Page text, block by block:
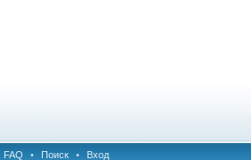
FAQ • Поиск • Вход